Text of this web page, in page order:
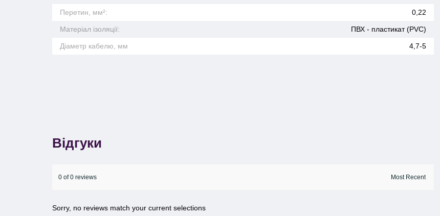
Перетин, мм²: 0,22
Матеріал ізоляції: ПВХ - пластикат (PVC)
Діаметр кабелю, мм 4,7-5
Відгуки
0 of 0 reviews
Sorry, no reviews match your current selections